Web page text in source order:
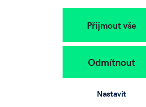
Přijmout vše
Odmítnout
Nastavit